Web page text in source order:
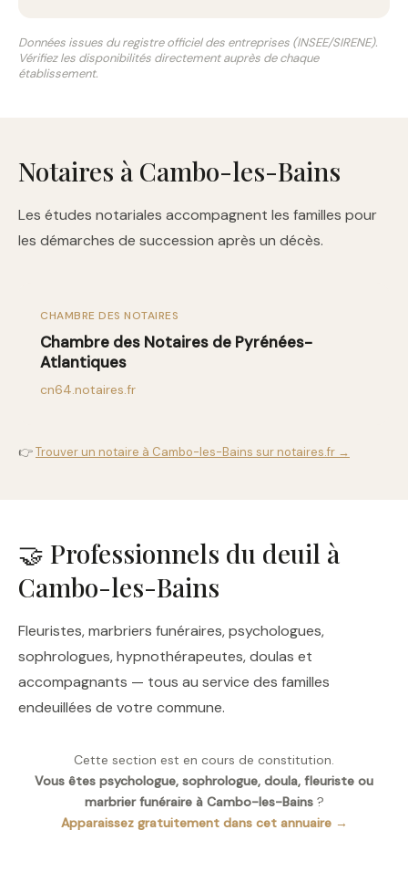
Données issues du registre officiel des entreprises (INSEE/SIRENE).
Vérifiez les disponibilités directement auprès de chaque
établissement.
Notaires à Cambo-les-Bains
Les études notariales accompagnent les familles pour
les démarches de succession après un décès.
CHAMBRE DES NOTAIRES
Chambre des Notaires de Pyrénées-
Atlantiques
cn64.notaires.fr
👉Trouver un notaire à Cambo-les-Bains sur notaires.fr →
🤝 Professionnels du deuil à
Cambo-les-Bains
Fleuristes, marbriers funéraires, psychologues,
sophrologues, hypnothérapeutes, doulas et
accompagnants — tous au service des familles
endeuillées de votre commune.
Cette section est en cours de constitution.
Vous êtes psychologue, sophrologue, doula, fleuriste ou
marbrier funéraire à Cambo-les-Bains?
Apparaissez gratuitement dans cet annuaire →